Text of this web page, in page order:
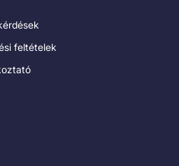
feltételek